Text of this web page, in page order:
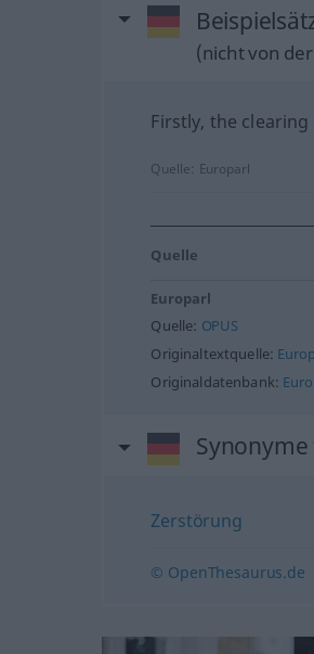
(nicht von
Firstly, the
Quelle: Europarl
Quelle
Europarl
Quelle: OPUS
Originaltextquelle:
Originaldatenbank:
Zerstörung
© OpenThesaurus.de